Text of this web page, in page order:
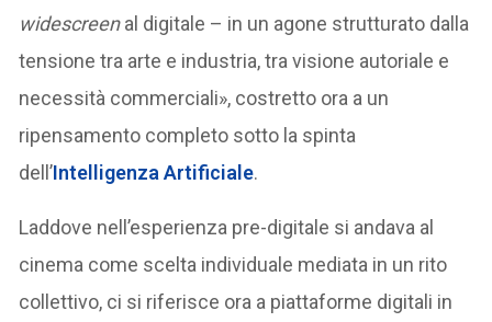
widescreenal digitale – in un agone strutturato dalla
tensione tra arte e industria, tra visione autoriale e
necessità commerciali», costretto ora a un
ripensamento completo sotto la spinta
dell’Intelligenza Artificiale.
Laddove nell’esperienza pre-digitale si andava al
cinema come scelta individuale mediata in un rito
collettivo, ci si riferisce ora a piattaforme digitali in